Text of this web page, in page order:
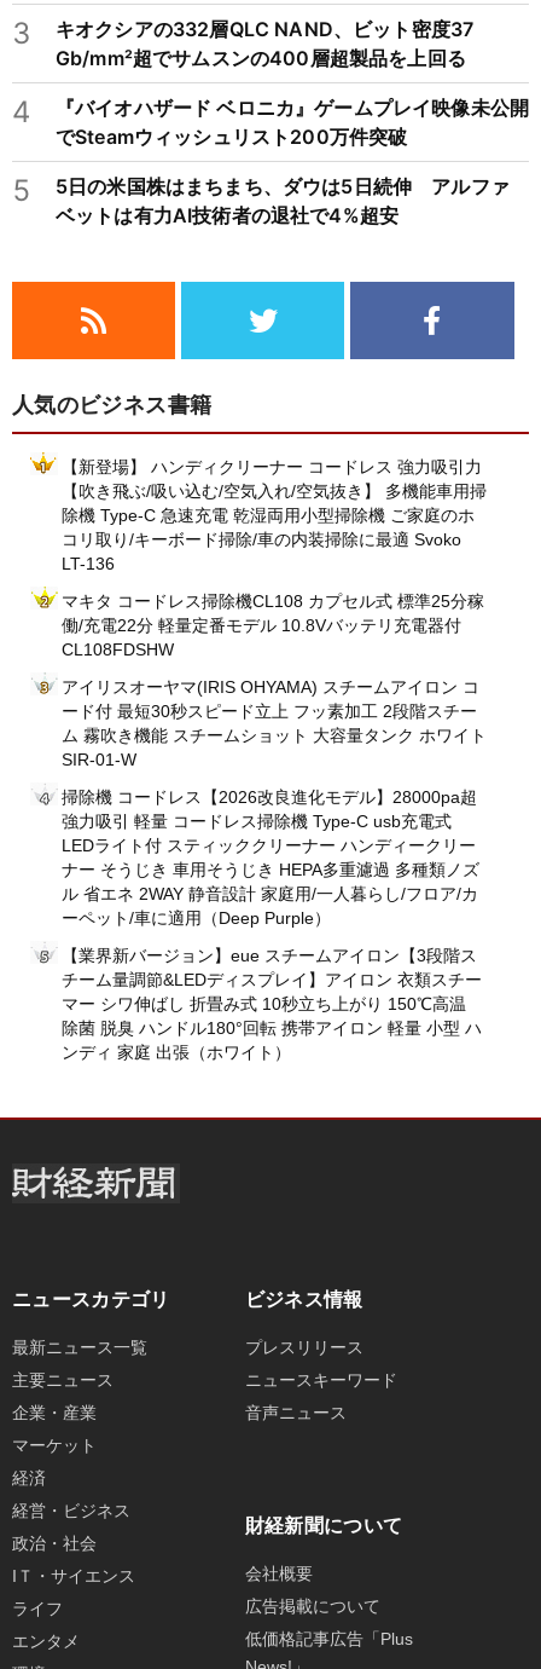
3
キオクシアの332層QLC NAND、ビット密度37
Gb/mm²超でサムスンの400層超製品を上回る
4
『バイオハザード ベロニカ』ゲームプレイ映像未公開
でSteamウィッシュリスト200万件突破
5
5日の米国株はまちまち、ダウは5日続伸 アルファ
ベットは有力AI技術者の退社で4%超安
人気のビジネス書籍
【新登場】 ハンディクリーナー コードレス 強力吸引力
【吹き飛ぶ/吸い込む/空気入れ/空気抜き】 多機能車用掃
除機 Type-C 急速充電 乾湿両用小型掃除機 ご家庭のホ
コリ取り/キーボード掃除/車の内装掃除に最適 Svoko
LT-136
マキタ コードレス掃除機CL108 カプセル式 標準25分稼
働/充電22分 軽量定番モデル 10.8Vバッテリ充電器付
CL108FDSHW
アイリスオーヤマ(IRIS OHYAMA) スチームアイロン コ
ード付 最短30秒スピード立上 フッ素加工 2段階スチー
ム 霧吹き機能 スチームショット 大容量タンク ホワイト
SIR-01-W
掃除機 コードレス【2026改良進化モデル】28000pa超
強力吸引 軽量 コードレス掃除機 Type-C usb充電式
LEDライト付 スティッククリーナー ハンディークリー
ナー そうじき 車用そうじき HEPA多重濾過 多種類ノズ
ル 省エネ 2WAY 静音設計 家庭用/一人暮らし/フロア/カ
ーペット/車に適用（Deep Purple）
【業界新バージョン】eue スチームアイロン【3段階ス
チーム量調節&LEDディスプレイ】アイロン 衣類スチー
マー シワ伸ばし 折畳み式 10秒立ち上がり 150℃高温
除菌 脱臭 ハンドル180°回転 携帯アイロン 軽量 小型 ハ
ンディ 家庭 出張（ホワイト）
ニュースカテゴリ
最新ニュース一覧
主要ニュース
企業・産業
マーケット
経済
経営・ビジネス
政治・社会
IＴ・サイエンス
ライフ
エンタメ
ビジネス情報
プレスリリース
ニュースキーワード
音声ニュース
財経新聞について
会社概要
広告掲載について
低価格記事広告「Plus